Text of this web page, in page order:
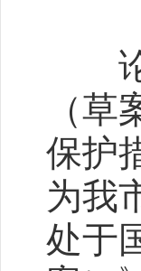
论
（
保护
为我
处于